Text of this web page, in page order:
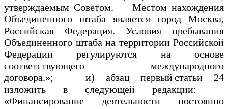
утверждаемым Советом. Местом нахождения
Объединенного штаба является город Москва,
Российская Федерация. Условия пребывания
Объединенного штаба на территории Российской
Федерации регулируются на основе
соответствующего международного
договора.»; и) абзац первый статьи 24
изложить в следующей редакции:
«Финансирование деятельности постоянно